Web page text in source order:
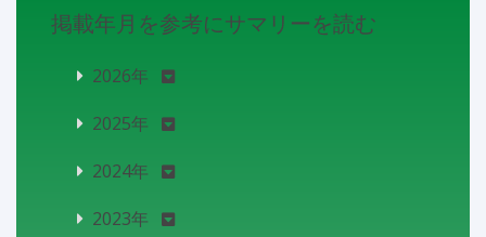
掲載年月を参考にサマリーを読む
2026年
2025年
2024年
2023年